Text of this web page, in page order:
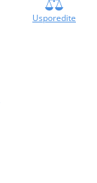
Usporedite